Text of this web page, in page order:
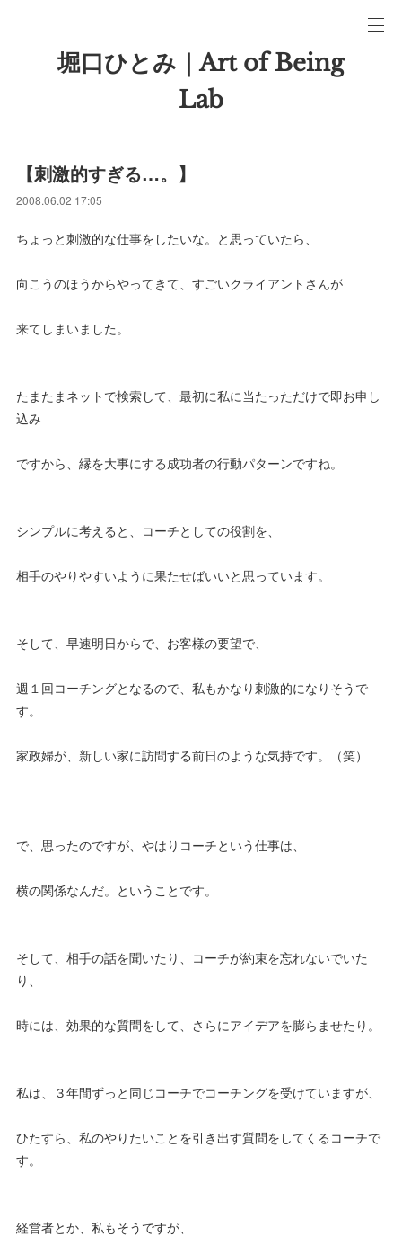
堀口ひとみ｜Art of Being
Lab
【刺激的すぎる…。】
2008.06.02 17:05
ちょっと刺激的な仕事をしたいな。と思っていたら、
向こうのほうからやってきて、すごいクライアントさんが
来てしまいました。
たまたまネットで検索して、最初に私に当たっただけで即お申し
込み
ですから、縁を大事にする成功者の行動パターンですね。
シンプルに考えると、コーチとしての役割を、
相手のやりやすいように果たせばいいと思っています。
そして、早速明日からで、お客様の要望で、
週１回コーチングとなるので、私もかなり刺激的になりそうで
す。
家政婦が、新しい家に訪問する前日のような気持です。（笑）
で、思ったのですが、やはりコーチという仕事は、
横の関係なんだ。ということです。
そして、相手の話を聞いたり、コーチが約束を忘れないでいた
り、
時には、効果的な質問をして、さらにアイデアを膨らませたり。
私は、３年間ずっと同じコーチでコーチングを受けていますが、
ひたすら、私のやりたいことを引き出す質問をしてくるコーチで
す。
経営者とか、私もそうですが、